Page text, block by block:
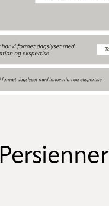
Persienner